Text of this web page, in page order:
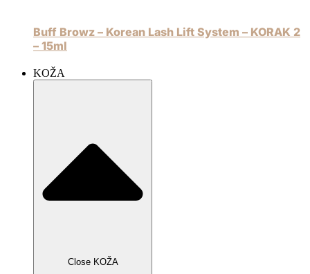
Buff Browz – Korean Lash Lift System – KORAK 2
– 15ml
KOŽA
Close KOŽA